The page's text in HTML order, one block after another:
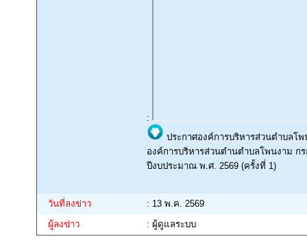
:
ประกาศองค์การบริหารส่วนตำบลโ
องค์การบริหารส่วนตำนตำบลโพนงาม ก
ปีงบประมาณ พ.ศ. 2569 (ครั้งที่ 1)
วันที่ลงข่าว
: 13 พ.ค. 2569
ผู้ลงข่าว
: ผู้ดูแลระบบ